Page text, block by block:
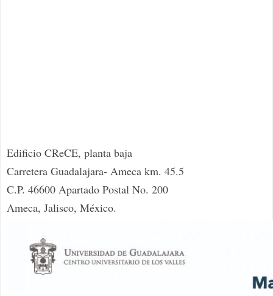
Edificio CReCE, planta baja
Carretera Guadalajara- Ameca km. 45.5
C.P. 46600 Apartado Postal No. 200
Ameca, Jalisco, México.